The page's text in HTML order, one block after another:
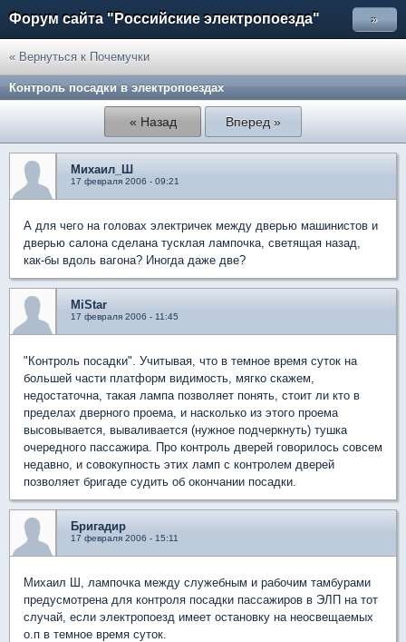
Форум сайта "Российские электропоезда" »
« Вернуться к Почемучки
Контроль посадки в электропоездах
« Назад Вперед »
Михаил_Ш
17 февраля 2006 - 09:21
А для чего на головах электричек между дверью машинистов и
дверью салона сделана тусклая лампочка, светящая назад,
как-бы вдоль вагона? Иногда даже две?
MiStar
17 февраля 2006 - 11:45
"Контроль посадки". Учитывая, что в темное время суток на
большей части платформ видимость, мягко скажем,
недостаточна, такая лампа позволяет понять, стоит ли кто в
пределах дверного проема, и насколько из этого проема
высовывается, вываливается (нужное подчеркнуть) тушка
очередного пассажира. Про контроль дверей говорилось совсем
недавно, и совокупность этих ламп с контролем дверей
позволяет бригаде судить об окончании посадки.
Бригадир
17 февраля 2006 - 15:11
Михаил Ш, лампочка между служебным и рабочим тамбурами
предусмотрена для контроля посадки пассажиров в ЭЛП на тот
случай, если электропоезд имеет остановку на неосвещаемых
о.п в темное время суток.